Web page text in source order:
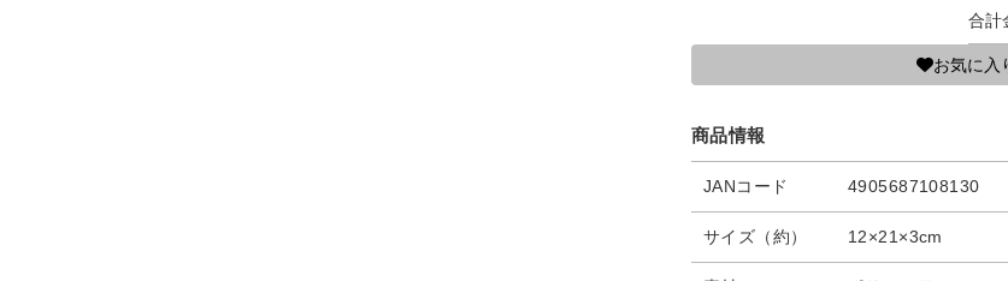
合計
お気に入
商品情報
JANコード 4905687108130
サイズ（約） 12×21×3cm